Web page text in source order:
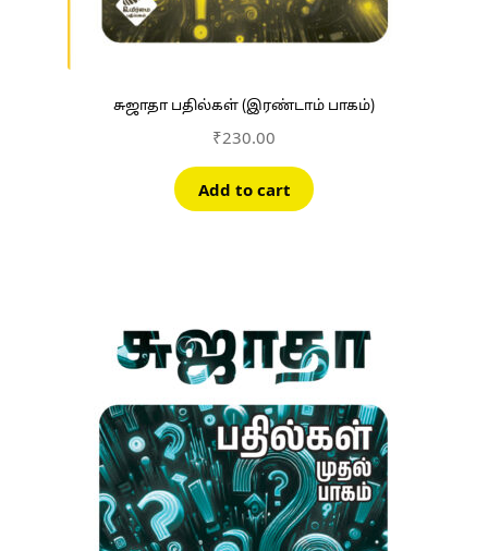
சுஜாதா பதில்கள் (இரண்டாம் பாகம்)
₹230.00
Add to cart